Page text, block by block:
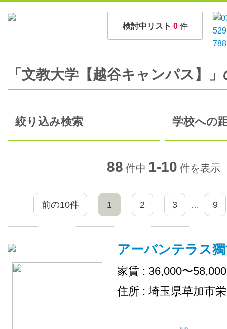
検討中リスト 0 件
「文教大学【越谷キャンパス】
絞り込み検索 学校への
88 件中 1-10 件を表示
前の10件 1 2 3 … 9
アーバンテラス
家賃 : 36,000〜
住所 : 埼玉県草加市